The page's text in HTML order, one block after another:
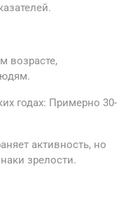
возрасте,
годах: Примерно 30-
активность, но
зрелости.